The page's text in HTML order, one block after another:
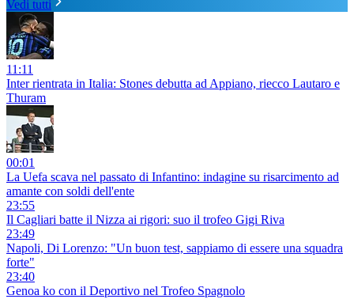
Vedi tutti
11:11
Inter rientrata in Italia: Stones debutta ad Appiano, riecco Lautaro e
Thuram
00:01
La Uefa scava nel passato di Infantino: indagine su risarcimento ad
amante con soldi dell'ente
23:55
Il Cagliari batte il Nizza ai rigori: suo il trofeo Gigi Riva
23:49
Napoli, Di Lorenzo: "Un buon test, sappiamo di essere una squadra
forte"
23:40
Genoa ko con il Deportivo nel Trofeo Spagnolo